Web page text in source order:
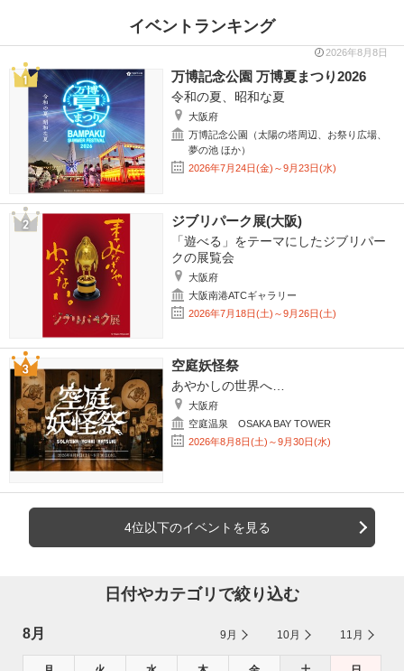
イベントランキング
2026年8月8日
万博記念公園 万博夏まつり2026
令和の夏、昭和な夏
大阪府
万博記念公園（太陽の塔周辺、お祭り広場、
夢の池 ほか）
2026年7月24日(金)～9月23日(水)
ジブリパーク展(大阪)
「遊べる」をテーマにしたジブリパー
クの展覧会
大阪府
大阪南港ATCギャラリー
2026年7月18日(土)～9月26日(土)
空庭妖怪祭
あやかしの世界へ…
大阪府
空庭温泉 OSAKA BAY TOWER
2026年8月8日(土)～9月30日(水)
4位以下のイベントを見る
日付やカテゴリで絞り込む
8月 9月 10月 11月